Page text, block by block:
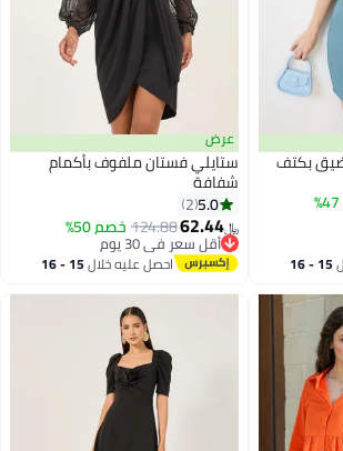
بكتف
15 - 16
عرض
ستايلي فستان ملفوف بأكمام
شفافة
5.0
2
﷼‏62.44
124.88خصم 50%
أقل سعر في 30 يوم
أقل سعر في 30 يوماحصل عليه خلال 15 - 16